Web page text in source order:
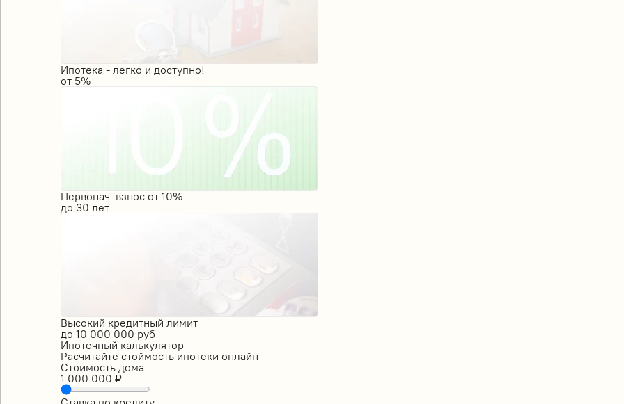
Ипотека - легко и доступно!
от 5%
Первонач. взнос от 10%
до 30 лет
Высокий кредитный лимит
до 10 000 000 руб
Ипотечный калькулятор
Расчитайте стоймость ипотеки онлайн
Стоимость дома
1 000 000 ₽